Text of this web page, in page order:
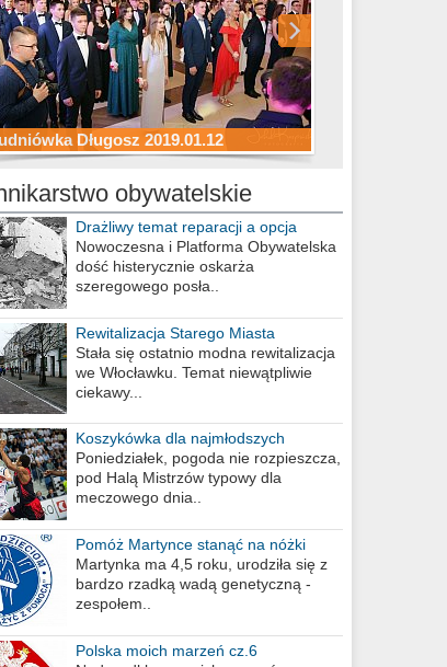
Długosz 2019.01.12
Budowlanych 2019.01.12
LZK 2019.01.11
obywatelskie
Drażliwy temat reparacji a opcja
berlińska
Nowoczesna i Platforma Obywatelska
dość histerycznie oskarża
szeregowego posła..
Rewitalizacja Starego Miasta
Stała się ostatnio modna rewitalizacja
we Włocławku. Temat niewątpliwie
ciekawy...
Koszykówka dla najmłodszych
Poniedziałek, pogoda nie rozpieszcza,
pod Halą Mistrzów typowy dla
meczowego dnia..
Pomóż Martynce stanąć na nóżki
Martynka ma 4,5 roku, urodziła się z
bardzo rzadką wadą genetyczną -
zespołem..
Polska moich marzeń cz.6